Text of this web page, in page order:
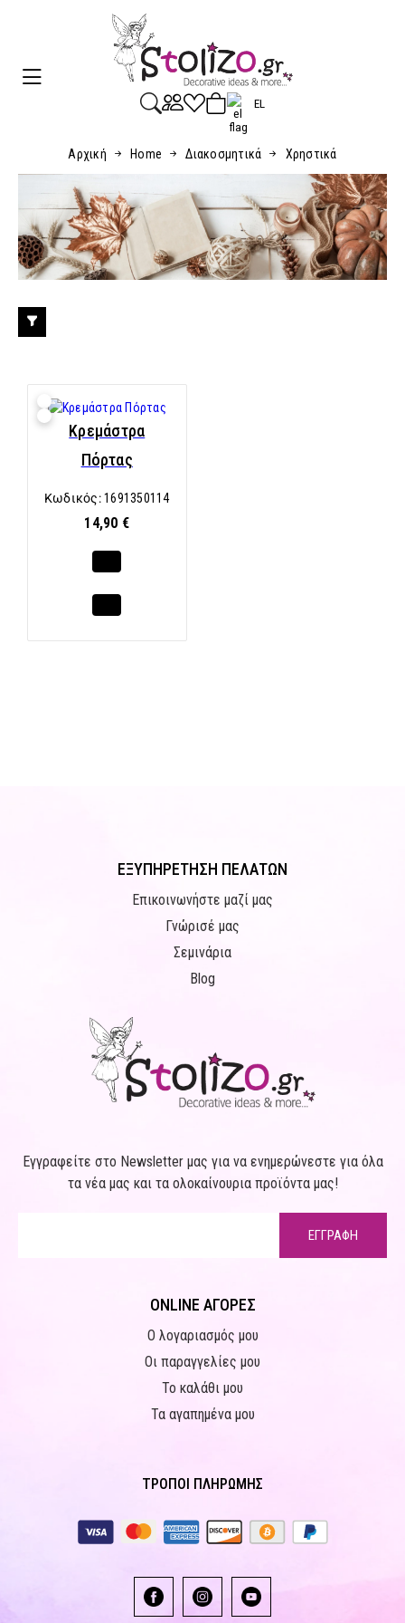
EL
Αρχική Home Διακοσμητικά Χρηστικά
Κρεμάστρα
Πόρτας
Κωδικός:1691350114
14,90 €
ΕΞΥΠΗΡΕΤΗΣΗ ΠΕΛΑΤΩΝ
Επικοινωνήστε μαζί μας
Γνώρισέ μας
Σεμινάρια
Blog
Εγγραφείτε στο Newsletter μας για να ενημερώνεστε για όλα
τα νέα μας και τα ολοκαίνουρια προϊόντα μας!
ΕΓΓΡΑΦΗ
ONLINE ΑΓΟΡΕΣ
Ο λογαριασμός μου
Οι παραγγελίες μου
Το καλάθι μου
Τα αγαπημένα μου
ΤΡΟΠΟΙ ΠΛΗΡΩΜΗΣ